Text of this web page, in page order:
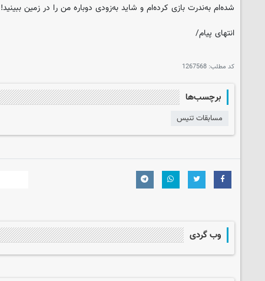
شده‌ام به‌ندرت بازی کرده‌ام و شاید به‌زودی دوباره من را در زمین ببینید!
انتهای پیام/
کد مطلب: 1267568
برچسب‌ها
مسابقات تنیس
وب گردی